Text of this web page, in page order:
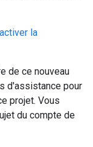
la
de ce nouveau
d'assistance pour
projet. Vous
du compte de